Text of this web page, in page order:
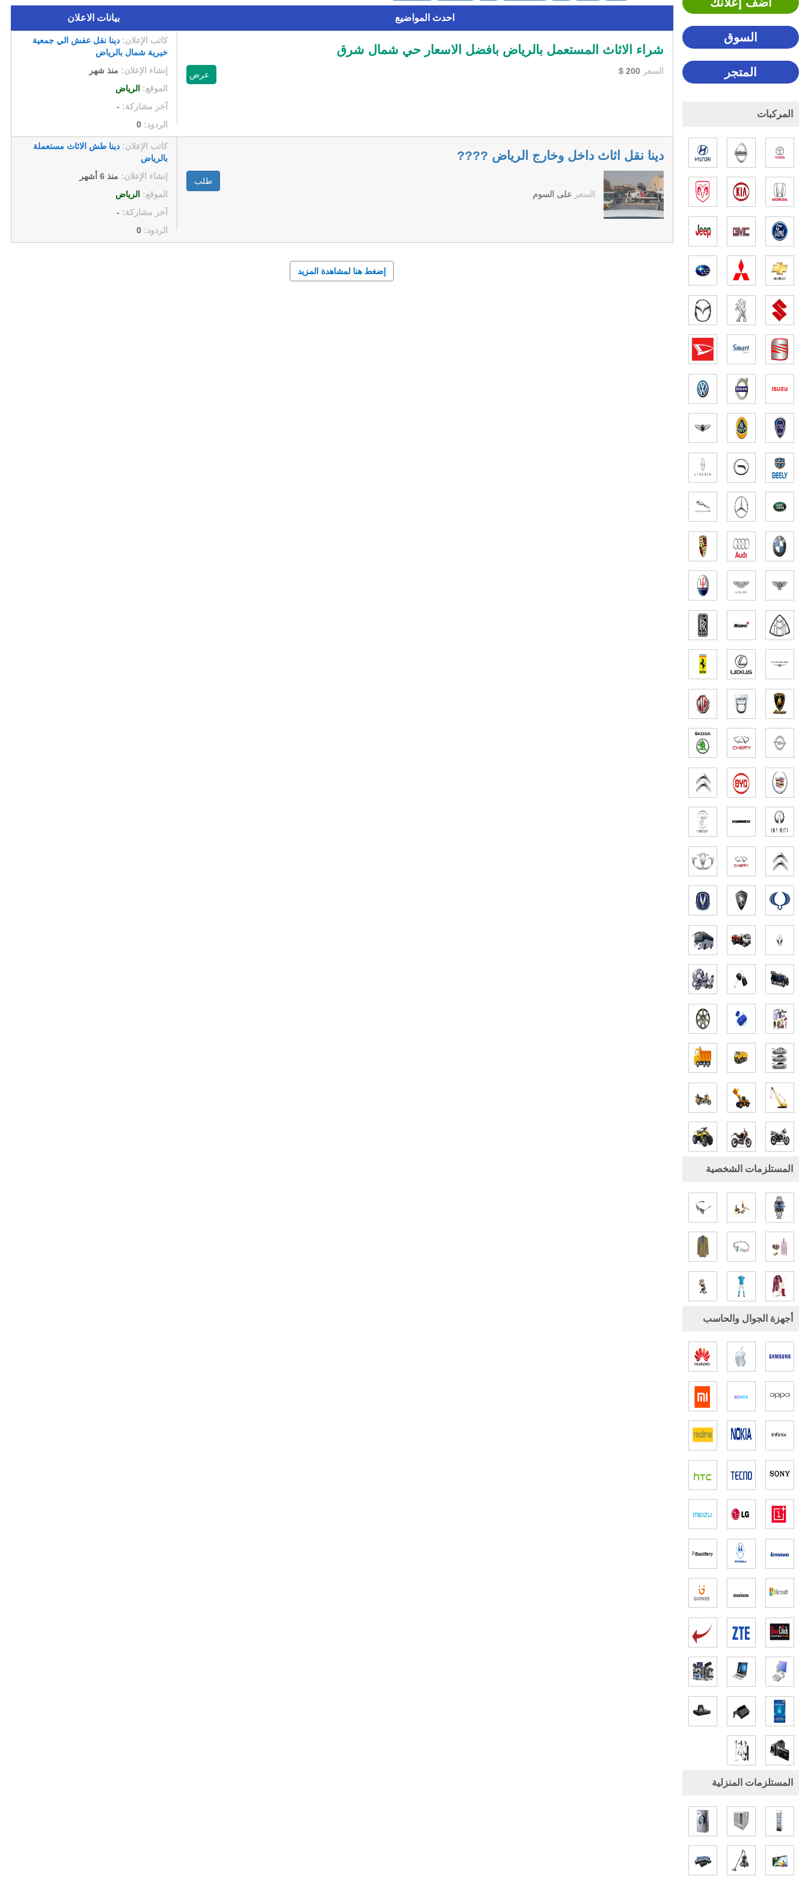
السوق
المتجر
المركبات
المستلزمات الشخصية
أجهزة الجوال والحاسب
المستلزمات المنزلية
احدث المواضيع بيانات الاعلان
شراء الاثاث المستعمل بالرياض بافضل الاسعار حي شمال شرق
السعر 200
$ عرض
كاتب الإعلان:دينا نقل عفش الي جمعية
خيرية شمال بالرياض
إنشاء الإعلان: منذ شهر
الموقع: الرياض
آخر مشاركة: -
الردود:0
دينا نقل اثاث داخل وخارج الرياض ????
السعر على السوم
طلب
كاتب الإعلان:دينا طش الاثاث مستعملة
بالرياض
إنشاء الإعلان: منذ 6 أشهر
الموقع: الرياض
آخر مشاركة: -
الردود:0
إضغط هنا لمشاهدة المزيد